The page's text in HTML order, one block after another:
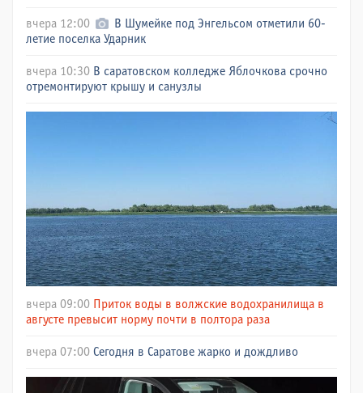
вчера 12:00
В Шумейке под Энгельсом отметили 60-
летие поселка Ударник
вчера 10:30 В саратовском колледже Яблочкова срочно
отремонтируют крышу и санузлы
вчера 09:00 Приток воды в волжские водохранилища в
августе превысит норму почти в полтора раза
вчера 07:00 Сегодня в Саратове жарко и дождливо